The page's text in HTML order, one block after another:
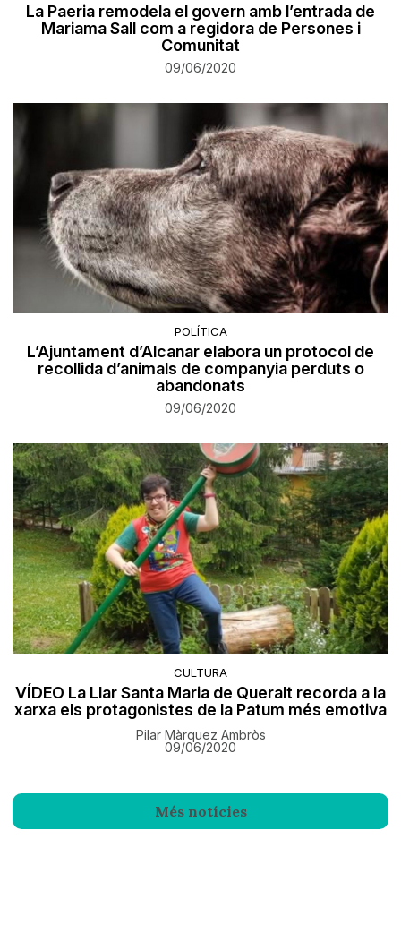
La Paeria remodela el govern amb l’entrada de
Mariama Sall com a regidora de Persones i
Comunitat
09/06/2020
POLÍTICA
L’Ajuntament d’Alcanar elabora un protocol de
recollida d’animals de companyia perduts o
abandonats
09/06/2020
CULTURA
VÍDEO La Llar Santa Maria de Queralt recorda a la
xarxa els protagonistes de la Patum més emotiva
Pilar Màrquez Ambròs
09/06/2020
Més notícies